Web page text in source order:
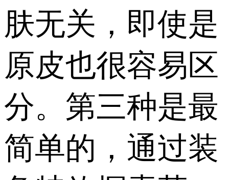
肤无关，即使是
原皮也很容易区
分。第三种是最
简单的，通过装